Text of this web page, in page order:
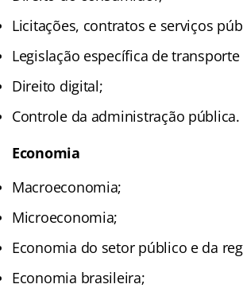
Licitações, contratos e serviços
Legislação específica de
Direito digital;
Controle da administração pública.
Economia
Macroeconomia;
Microeconomia;
Economia do setor público e da
Economia brasileira;